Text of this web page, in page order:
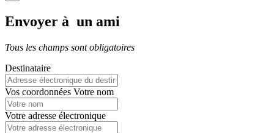
Envoyer à un ami
Tous les champs sont obligatoires
Destinataire
Vos coordonnées Votre nom
Votre adresse électronique